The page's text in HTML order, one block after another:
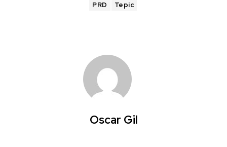
PRD
Tepic
Oscar Gil